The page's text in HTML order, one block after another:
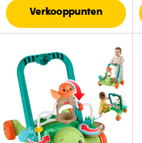
Verkooppunten